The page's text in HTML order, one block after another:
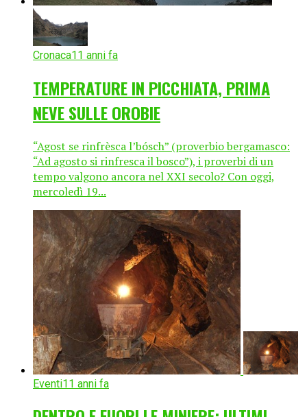
Cronaca11 anni fa
TEMPERATURE IN PICCHIATA, PRIMA
NEVE SULLE OROBIE
“Agost se rinfrèsca l’bósch” (proverbio bergamasco:
“Ad agosto si rinfresca il bosco”), i proverbi di un
tempo valgono ancora nel XXI secolo? Con oggi,
mercoledì 19...
Eventi11 anni fa